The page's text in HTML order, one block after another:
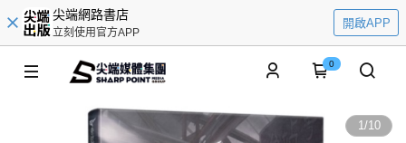
尖端網路書店
立刻使用官方APP
開啟APP
0
1/10